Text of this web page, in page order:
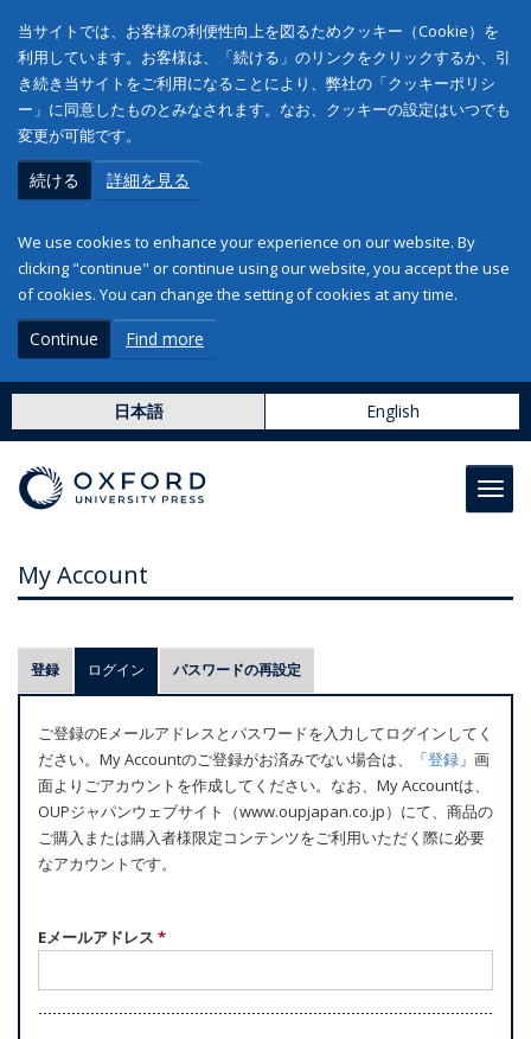
当サイトでは、お客様の利便性向上を図るためクッキー（Cookie）を
利用しています。お客様は、「続ける」のリンクをクリックするか、引
き続き当サイトをご利用になることにより、弊社の「クッキーポリシ
ー」に同意したものとみなされます。なお、クッキーの設定はいつでも
変更が可能です。
続ける 詳細を見る
We use cookies to enhance your experience on our website. By
clicking "continue" or continue using our website, you accept the use
of cookies. You can change the setting of cookies at any time.
Continue Find more
日本語 English
My Account
プ
ラ
マ
リ
ー
タ
ブ
登録 ログイン (アクティブなタブ)
パスワードの再設定
ご登録のEメールアドレスとパスワードを入力してログインしてく
ださい。My Accountのご登録がお済みでない場合は、「登録 」画
面よりごアカウントを作成してください。なお、My Accountは、
OUPジャパンウェブサイト（www.oupjapan.co.jp）にて、商品の
ご購入または購入者様限定コンテンツをご利用いただく際に必要
なアカウントです。
Eメールアドレス *